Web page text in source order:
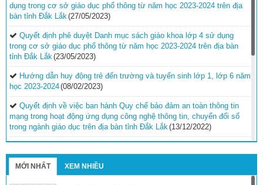
dụng trong cơ sở giáo dục phổ thông từ năm học 2023-2024 trên địa
bàn tỉnh Đắk Lắk (27/05/2023)
Quyết định phê duyệt Danh mục sách giáo khoa lớp 4 sử dụng
trong cơ sở giáo dục phổ thông từ năm học 2023-2024 trên địa bàn
tỉnh Đắk Lắk (23/05/2023)
Hướng dẫn huy động trẻ đến trường và tuyển sinh lớp 1, lớp 6 năm
học 2023-2024(08/02/2023)
Quyết định về việc ban hành Quy chế bảo đảm an toàn thông tin
mạng trong hoạt động ứng dụng công nghệ thông tin, chuyển đổi số
trong ngành giáo dục trên địa bàn tỉnh Đắk Lắk (13/12/2022)
2023(30/11/2022)
Nghị quyết Quy định mức hỗ trợ đối với trẻ em, giáo viên và cơ sở
MỚI NHẤT XEM NHIỀU